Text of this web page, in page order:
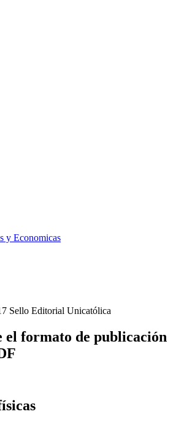
y Economicas
Sello Editorial Unicatólica
el formato de publicación